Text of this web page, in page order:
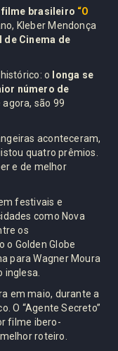
filme brasileiro “O
Kleber Mendonça
de Cinema de
o longa se
número de
agora, são 99
aconteceram,
quatro prêmios.
e de melhor
festivais e
como Nova
os
Golden Globe
para Wagner Moura
em maio, durante a
O “Agente Secreto”
filme ibero-
roteiro.